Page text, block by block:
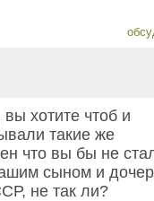
вы хотите чтоб и
такие же
что вы бы не
сыном и
не так ли?